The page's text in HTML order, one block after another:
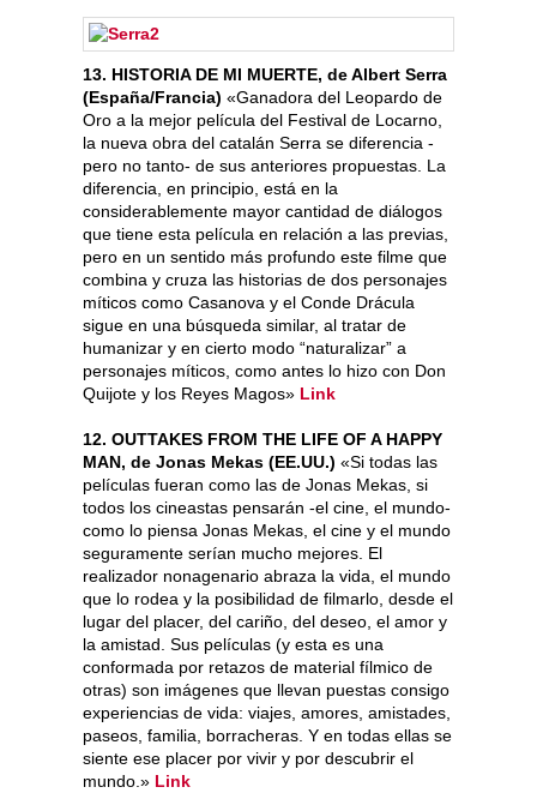
13. HISTORIA DE MI MUERTE, de Albert Serra
(España/Francia) «Ganadora del Leopardo de
Oro a la mejor película del Festival de Locarno,
la nueva obra del catalán Serra se diferencia -
pero no tanto- de sus anteriores propuestas. La
diferencia, en principio, está en la
considerablemente mayor cantidad de diálogos
que tiene esta película en relación a las previas,
pero en un sentido más profundo este filme que
combina y cruza las historias de dos personajes
míticos como Casanova y el Conde Drácula
sigue en una búsqueda similar, al tratar de
humanizar y en cierto modo “naturalizar” a
personajes míticos, como antes lo hizo con Don
Quijote y los Reyes Magos» Link
12. OUTTAKES FROM THE LIFE OF A HAPPY
MAN, de Jonas Mekas (EE.UU.) «Si todas las
películas fueran como las de Jonas Mekas, si
todos los cineastas pensarán -el cine, el mundo-
como lo piensa Jonas Mekas, el cine y el mundo
seguramente serían mucho mejores. El
realizador nonagenario abraza la vida, el mundo
que lo rodea y la posibilidad de filmarlo, desde el
lugar del placer, del cariño, del deseo, el amor y
la amistad. Sus películas (y esta es una
conformada por retazos de material fílmico de
otras) son imágenes que llevan puestas consigo
experiencias de vida: viajes, amores, amistades,
paseos, familia, borracheras. Y en todas ellas se
siente ese placer por vivir y por descubrir el
mundo.» Link